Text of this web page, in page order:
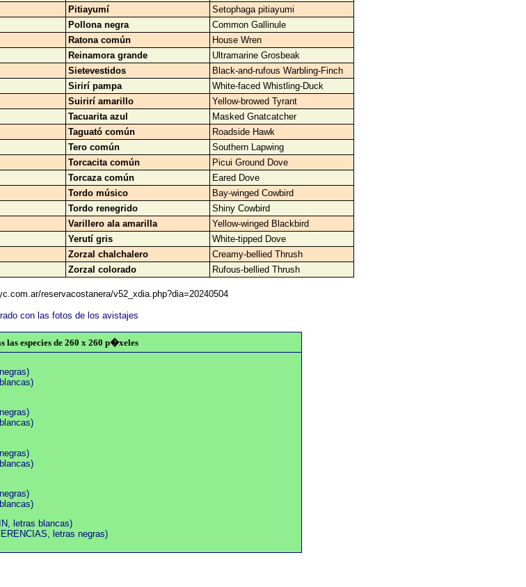
Pitiayumí
Setophaga pitiayumi
Pollona negra
Common Gallinule
Ratona común
House Wren
Reinamora grande
Ultramarine Grosbeak
Sietevestidos
Black-and-rufous Warbling-Finch
Sirirí pampa
White-faced Whistling-Duck
Suirirí amarillo
Yellow-browed Tyrant
Tacuarita azul
Masked Gnatcatcher
Taguató común
Roadside Hawk
Tero común
Southern Lapwing
Torcacita común
Picui Ground Dove
Torcaza común
Eared Dove
Tordo músico
Bay-winged Cowbird
Tordo renegrido
Shiny Cowbird
Varillero ala amarilla
Yellow-winged Blackbird
Yerutí gris
White-tipped Dove
Zorzal chalchalero
Creamy-bellied Thrush
Zorzal colorado Rufous-bellied Thrush
reservacostanera/v52_xdia.php?dia=20240504
con las fotos de los avistajes
las especies de 260 x 260 p�xeles
letras blancas)
letras negras)